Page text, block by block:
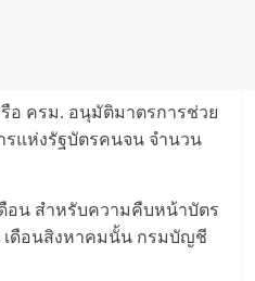
ครม. อนุมัติมาตรการช่วย
รแห่งรัฐบัตรคนจน จำนวน
อน สำหรับความคืบหน้าบัตร
ดือนสิงหาคมนั้น กรมบัญชี